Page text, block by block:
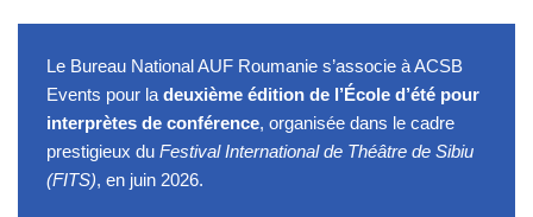
Le Bureau National AUF Roumanie s’associe à ACSB
Events pour la deuxième édition de l’École d’été pour
interprètes de conférence, organisée dans le cadre
prestigieux du Festival International de Théâtre de Sibiu
(FITS), en juin 2026.